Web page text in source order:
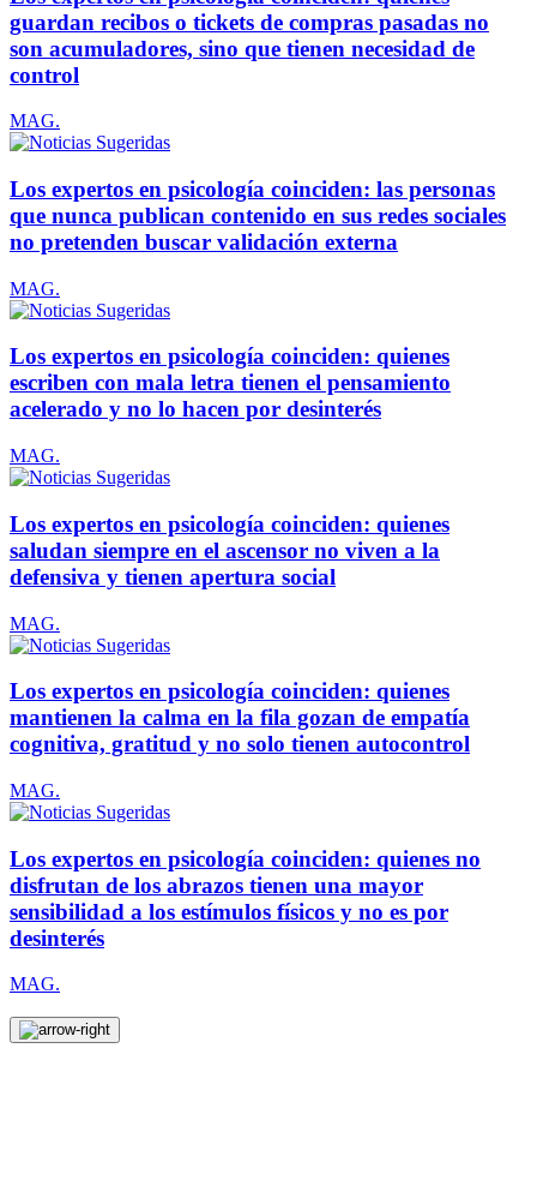
guardan recibos o tickets de compras pasadas no
son acumuladores, sino que tienen necesidad de
control
MAG.
Los expertos en psicología coinciden: las personas
que nunca publican contenido en sus redes sociales
no pretenden buscar validación externa
MAG.
Los expertos en psicología coinciden: quienes
escriben con mala letra tienen el pensamiento
acelerado y no lo hacen por desinterés
MAG.
Los expertos en psicología coinciden: quienes
saludan siempre en el ascensor no viven a la
defensiva y tienen apertura social
MAG.
Los expertos en psicología coinciden: quienes
mantienen la calma en la fila gozan de empatía
cognitiva, gratitud y no solo tienen autocontrol
MAG.
Los expertos en psicología coinciden: quienes no
disfrutan de los abrazos tienen una mayor
sensibilidad a los estímulos físicos y no es por
desinterés
MAG.